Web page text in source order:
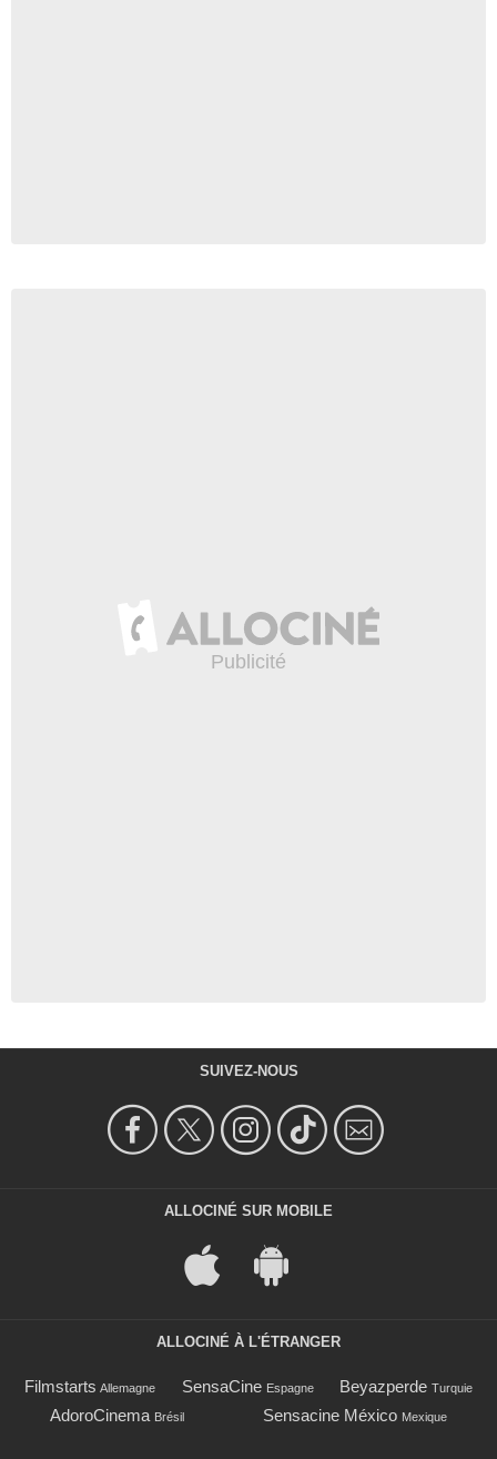
SUIVEZ-NOUS
ALLOCINÉ SUR MOBILE
ALLOCINÉ À L'ÉTRANGER
Filmstarts Allemagne SensaCine Espagne Beyazperde Turquie
AdoroCinema Brésil Sensacine México Mexique